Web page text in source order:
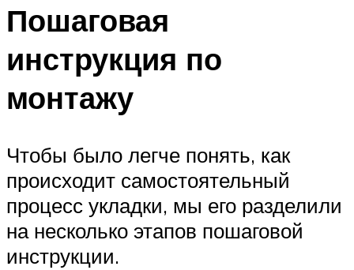
Пошаговая
инструкция по
монтажу
Чтобы было легче понять, как
происходит самостоятельный
процесс укладки, мы его разделили
на несколько этапов пошаговой
инструкции.